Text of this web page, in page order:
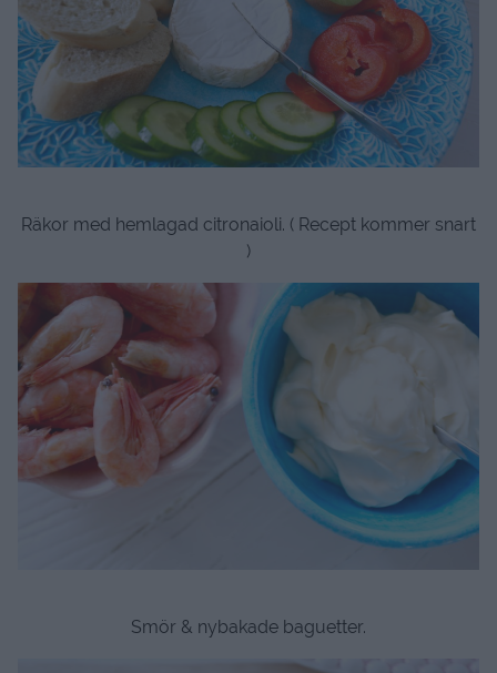
Räkor med hemlagad citronaioli. ( Recept kommer snart
)
Smör & nybakade baguetter.